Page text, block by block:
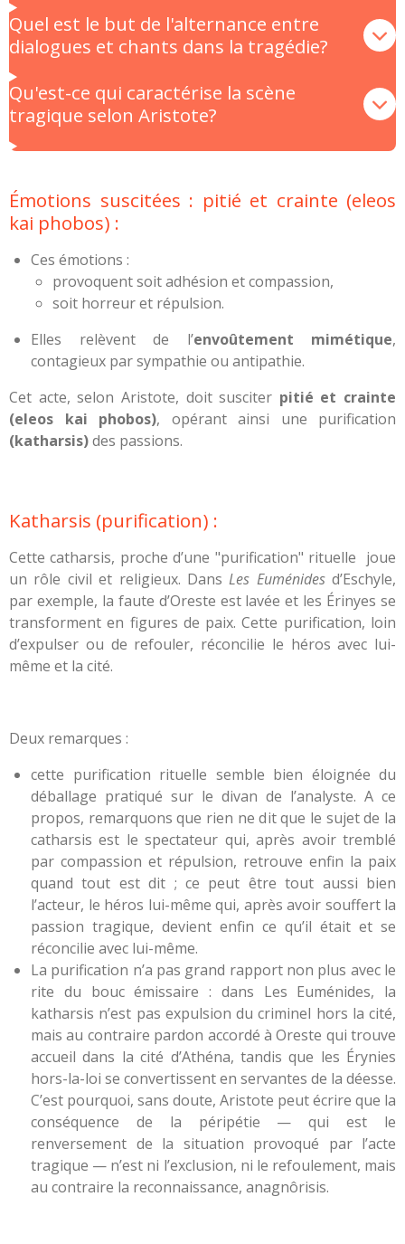
Quel est le but de l'alternance entre
dialogues et chants dans la tragédie?
Qu'est-ce qui caractérise la scène
tragique selon Aristote?
Émotions suscitées : pitié et crainte (eleos
kai phobos) :
Ces émotions :
provoquent soit adhésion et compassion,
soit horreur et répulsion.
Elles relèvent de l’envoûtement mimétique,
contagieux par sympathie ou antipathie.
Cet acte, selon Aristote, doit susciter pitié et crainte
(eleos kai phobos), opérant ainsi une purification
(katharsis)des passions.
Katharsis (purification) :
Cette catharsis, proche d’une "purification" rituelle joue
un rôle civil et religieux. DansLes Euménidesd’Eschyle,
par exemple, la faute d’Oreste est lavée et les Érinyes se
transforment en figures de paix. Cette purification, loin
d’expulser ou de refouler, réconcilie le héros avec lui-
même et la cité.
Deux remarques :
cette purification rituelle semble bien éloignée du
déballage pratiqué sur le divan de l’analyste. A ce
propos, remarquons que rien ne dit que le sujet de la
catharsis est le spectateur qui, après avoir tremblé
par compassion et répulsion, retrouve enfin la paix
quand tout est dit ; ce peut être tout aussi bien
l’acteur, le héros lui-même qui, après avoir souffert la
passion tragique, devient enfin ce qu’il était et se
réconcilie avec lui-même.
La purification n’a pas grand rapport non plus avec le
rite du bouc émissaire : dans Les Euménides, la
katharsis n’est pas expulsion du criminel hors la cité,
mais au contraire pardon accordé à Oreste qui trouve
accueil dans la cité d’Athéna, tandis que les Érynies
hors-la-loi se convertissent en servantes de la déesse.
C’est pourquoi, sans doute, Aristote peut écrire que la
conséquence de la péripétie — qui est le
renversement de la situation provoqué par l’acte
tragique — n’est ni l’exclusion, ni le refoulement, mais
au contraire la reconnaissance, anagnôrisis.